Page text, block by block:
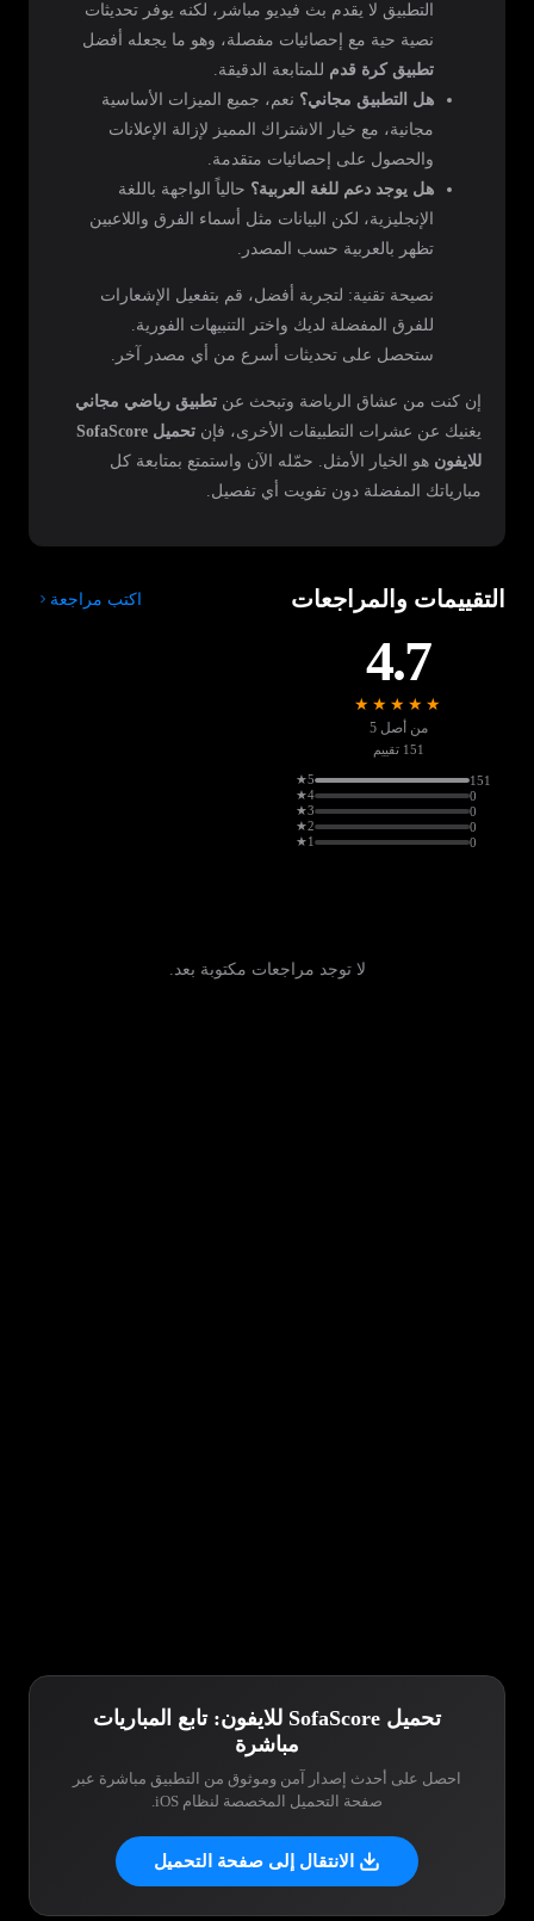
التطبيق لا يقدم بث فيديو مباشر، لكنه يوفر تحديثات
نصية حية مع إحصائيات مفصلة، وهو ما يجعله أفضل
تطبيق كرة قدم للمتابعة الدقيقة.
هل التطبيق مجاني؟ نعم، جميع الميزات الأساسية
مجانية، مع خيار الاشتراك المميز لإزالة الإعلانات
والحصول على إحصائيات متقدمة.
هل يوجد دعم للغة العربية؟ حالياً الواجهة باللغة
الإنجليزية، لكن البيانات مثل أسماء الفرق واللاعبين
تظهر بالعربية حسب المصدر.
نصيحة تقنية: لتجربة أفضل، قم بتفعيل الإشعارات
للفرق المفضلة لديك واختر التنبيهات الفورية.
ستحصل على تحديثات أسرع من أي مصدر آخر.
إن كنت من عشاق الرياضة وتبحث عن تطبيق رياضي مجاني
يغنيك عن عشرات التطبيقات الأخرى، فإن
تحميل SofaScore
للايفون هو الخيار الأمثل. حمّله الآن واستمتع بمتابعة كل
مبارياتك المفضلة دون تفويت أي تفصيل.
التقييمات والمراجعات اكتب مراجعة
4.7
★★★★★
من أصل 5
151 تقييم
5★
151
4★
0
3★
0
2★
0
1★
0
لا توجد مراجعات مكتوبة بعد.
تحميل SofaScore للايفون: تابع المباريات
مباشرة
احصل على أحدث إصدار آمن وموثوق من التطبيق مباشرة عبر
صفحة التحميل المخصصة لنظام iOS.
الانتقال إلى صفحة التحميل